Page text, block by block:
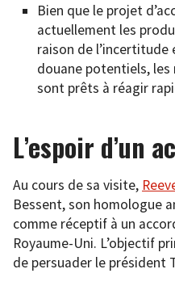
Bien que le projet
actuellement les
raison de
douane potentiels, les
sont prêts à réagir
L’espoir d’un
Au cours de sa visite,
Bessent, son homologue
comme réceptif à un
Royaume-Uni. L’objectif
de persuader le président